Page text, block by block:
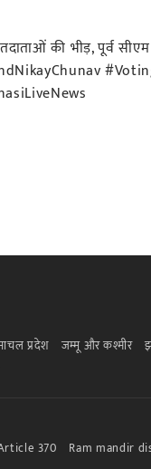
की भीड़, पूर्व सीएम
प्रदेश जम्मू और कश्मीर
370 Ram mandir